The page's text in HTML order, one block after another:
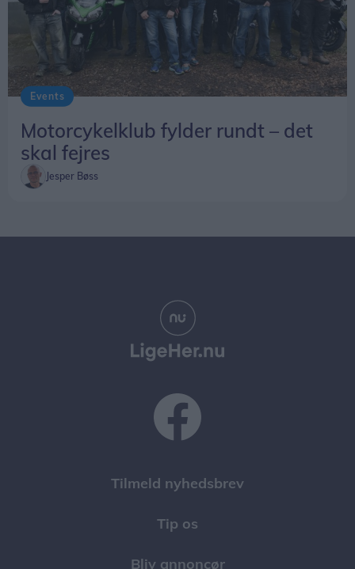
Events
Motorcykelklub fylder rundt – det
skal fejres
Jesper Bøss
Tilmeld nyhedsbrev
Tip os
Bliv annoncør